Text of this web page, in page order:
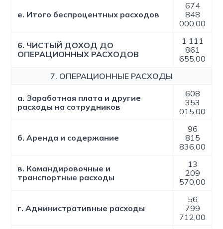
е. Итого беспроцентных расходов
674
848
000,00
6. ЧИСТЫЙ ДОХОД ДО
ОПЕРАЦИОННЫХ РАСХОДОВ
1 111
861
655,00
7. ОПЕРАЦИОННЫЕ РАСХОДЫ
а. Заработная плата и другие
расходы на сотрудников
608
353
015,00
б. Аренда и содержание
96
815
836,00
в. Командировочные и
транспортные расходы
13
209
570,00
г. Административные расходы
56
799
712,00